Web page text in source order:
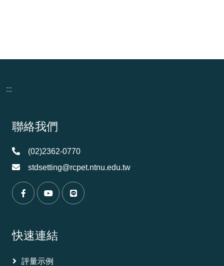
:::
頁尾資訊
聯絡我們
(02)2362-0770
stdsetting@rcpet.ntnu.edu.tw
（另開新視窗）
（另開新視窗）（另開新視窗）
快速連結
評量示例